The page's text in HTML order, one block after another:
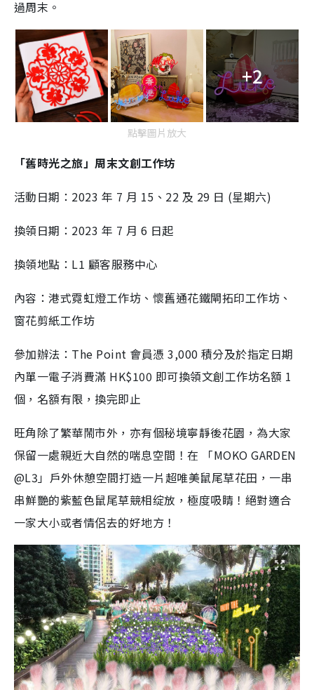
過周末。
+2
點擊圖片放大
「舊時光之旅」周末文創工作坊
活動日期：2023 年 7 月 15、22 及 29 日 (星期六)
換領日期：2023 年 7 月 6 日起
換領地點：L1 顧客服務中心
內容：港式霓虹燈工作坊、懷舊通花鐵閘拓印工作坊、
窗花剪紙工作坊
參加辦法：The Point 會員憑 3,000 積分及於指定日期
內單一電子消費滿 HK$100 即可換領文創工作坊名額 1
個，名額有限，換完即止
旺角除了繁華鬧市外，亦有個秘境寧靜後花園，為大家
保留一處親近大自然的喘息空間！在 「MOKO GARDEN
@L3」戶外休憩空間打造一片超唯美鼠尾草花田，一串
串鮮艷的紫藍色鼠尾草競相绽放，極度吸睛！絕對適合
一家大小或者情侶去的好地方！